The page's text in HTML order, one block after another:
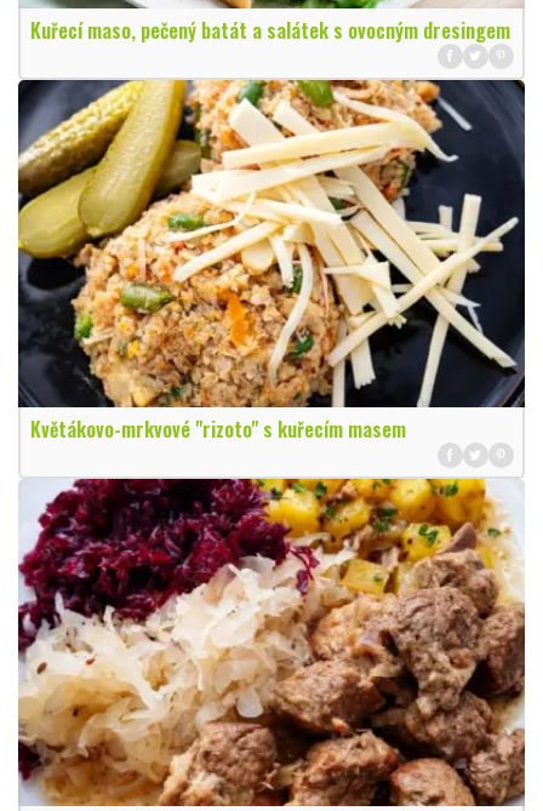
Kuřecí maso, pečený batát a salátek s ovocným dresingem
Květákovo-mrkvové "rizoto" s kuřecím masem